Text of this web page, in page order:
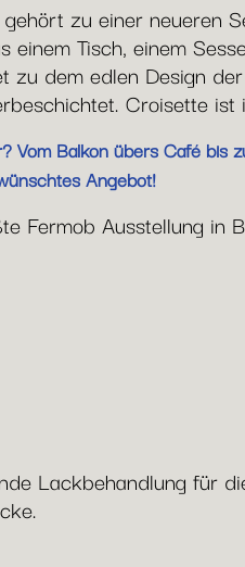
zu einer neueren
einem Tisch, einem
zu dem edlen Design
Croisette
Vom Balkon übers Café
Angebot!
Fermob Ausstellung in
Lackbehandlung für